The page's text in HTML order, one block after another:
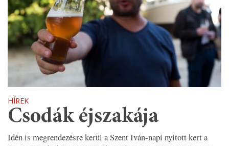
HÍREK
Csodák éjszakája
Idén is megrendezésre kerül a Szent Iván-napi nyitott kert a